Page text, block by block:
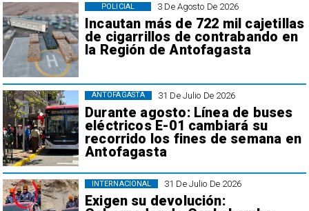
3 De Agosto De 2026
Incautan más de 722 mil cajetillas
de cigarrillos de contrabando en
la Región de Antofagasta
POLICIAL
31 De Julio De 2026
Durante agosto: Línea de buses
eléctricos E-01 cambiará su
recorrido los fines de semana en
Antofagasta
ANTOFAGASTA
31 De Julio De 2026
Exigen su devolución:
INTERNACIONAL